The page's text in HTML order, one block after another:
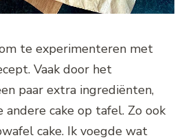
te experimenteren met
Vaak door het
paar extra ingrediënten,
andere cake op tafel. Zo ook
cake. Ik voegde wat